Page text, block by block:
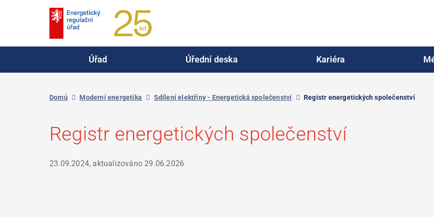
Úřad Úřední deska Kariéra
Domů Moderní energetika Sdílení elektřiny - Energetická společenství Registr energetických společenství
Registr energetických společenství
23.09.2024, aktualizováno29.06.2026